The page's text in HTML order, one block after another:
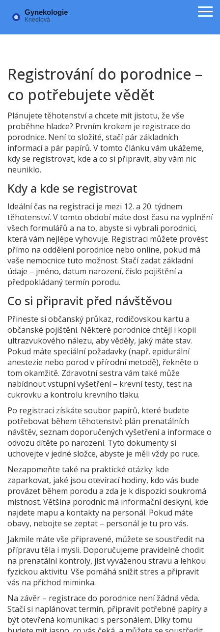
Registrování do porodnice –
co potřebujete vědět
Plánujete těhotenství a chcete mít jistotu, že vše
proběhne hladce? Prvním krokem je registrace do
porodnice. Není to složité, stačí pár základních
informací a pár papírů. V tomto článku vám ukážeme,
kdy se registrovat, kde a co si připravit, aby vám nic
neuniklo.
Kdy a kde se registrovat
Ideální čas na registraci je mezi 12. a 20. týdnem
těhotenství. V tomto období máte dost času na vyplnění
všech formulářů a na to, abyste si vybrali porodnici,
která vám nejlépe vyhovuje. Registraci můžete provést
přímo na oddělení porodnice nebo online, pokud má
vaše nemocnice tuto možnost. Stačí zadat základní
údaje – jméno, datum narození, číslo pojištění a
předpokládaný termín porodu.
Co si připravit před návštěvou
Přineste si občanský průkaz, rodičovskou kartu a
občanské pojištění. Některé porodnice chtějí i kopii
ultrazvukového nálezu, aby věděly, jaký máte stav.
Pokud máte speciální požadavky (např. epidurální
anestezie nebo porod v přírodní metodě), řekněte o
tom okamžitě. Zdravotní sestra vám také může
nabídnout vstupní vyšetření – krevní testy, test na
cukrovku a kontrolu krevního tlaku.
Po registraci získáte soubor papírů, které budete
potřebovat během těhotenství: plán prenatálních
návštěv, seznam doporučených vyšetření a informace o
odvozu dítěte po narození. Tyto dokumenty si
uchovejte v jedné složce, abyste je měli vždy po ruce.
Nezapomeňte také na praktické otázky: kde
zaparkovat, jaké jsou otevírací hodiny, kdo vás bude
provázet během porodu a zda je k dispozici soukromá
místnost. Většina porodnic má informační deskyni, kde
najdete mapu a kontakty na personál. Pokud máte
obavy, nebojte se zeptat – personál je tu pro vás.
Jakmile máte vše připravené, můžete se soustředit na
přípravu těla i mysli. Doporučujeme pravidelně chodit
na prenatální kontroly, jíst vyváženou stravu a lehkou
fyzickou aktivitu. Vše pomáhá snížit stres a připravit
vás na příchod miminka.
Na závěr – registrace do porodnice není žádná věda.
Stačí si naplánovat termín, připravit potřebné papíry a
být otevřená komunikaci s personálem. Díky tomu